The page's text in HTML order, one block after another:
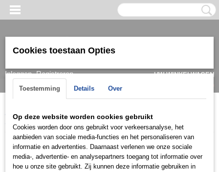
Inloggen Registreren
UW WINKELWAGEN
(0)
Home > > Trouwringen / Wedding Cera collectie
3565
Cookies toestaan Opties
Toestemming Details Over
Op deze website worden cookies gebruikt
Cookies worden door ons gebruikt voor verkeersanalyse, het
aanbieden van sociale media-functies en het personaliseren van
informatie en advertenties. Daarnaast verlenen we onze sociale
media-, advertentie- en analysepartners toegang tot informatie over
hoe u onze site gebruikt. Zij kunnen deze informatie gebruiken in